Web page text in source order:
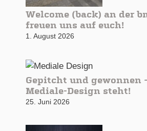
Welcome (back) an der
freuen uns auf euch!
1. August 2026
Gepitcht und gewonnen
Mediale-Design steht!
25. Juni 2026